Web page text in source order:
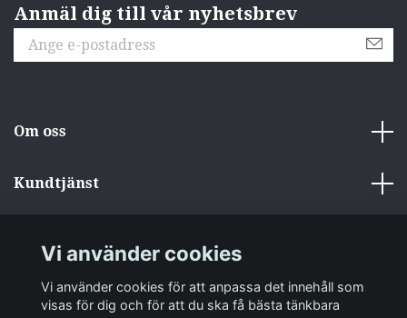
Anmäl dig till vår nyhetsbrev
Om oss
Kundtjänst
Sociala medier
Vi använder cookies
Vi använder cookies för att anpassa det innehåll som
visas för dig och för att du ska få bästa tänkbara